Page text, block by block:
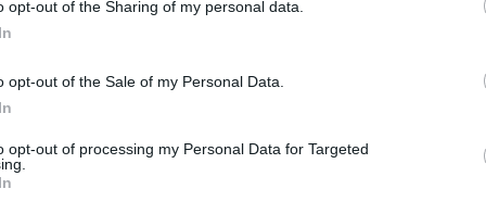
opt-out of the Sharing of my personal data.
opt-out of the Sale of my Personal Data.
opt-out of processing my Personal Data for Targeted
artikulátlanul üvölt.
viszont az üzleti érdek győzelmét mutatja be a társadalom